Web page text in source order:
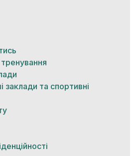
заклади та спортивні